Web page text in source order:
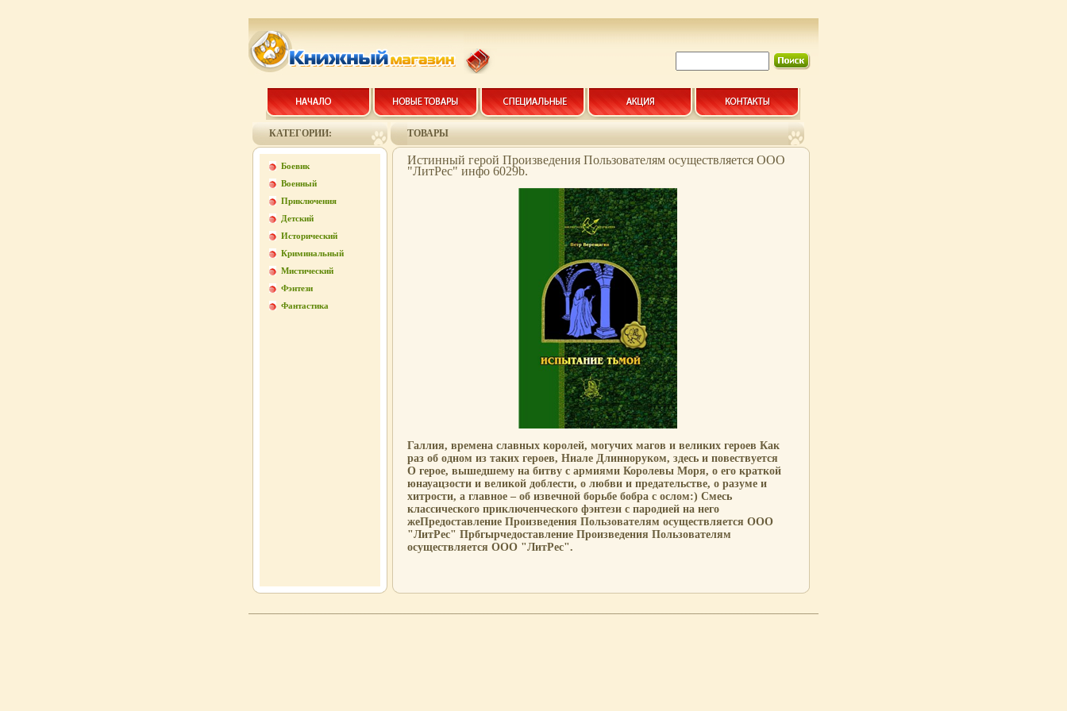
КАТЕГОРИИ:
Боевик
Военный
Приключения
Детский
Исторический
Криминальный
Мистический
Фэнтези
Фантастика
ТОВАРЫ
Истинный герой Произведения Пользователям осуществляется ООО
"ЛитРес" инфо 6029b.
Галлия, времена славных королей, могучих магов и великих героев Как
раз об одном из таких героев, Ниале Длинноруком, здесь и повествуется
О герое, вышедшему на битву с армиями Королевы Моря, о его краткой
юнауацзости и великой доблести, о любви и предательстве, о разуме и
хитрости, а главное – об извечной борьбе бобра с ослом:) Смесь
классического приключенческого фэнтези с пародией на него
жеПредоставление Произведения Пользователям осуществляется ООО
"ЛитРес" Прбгырчедоставление Произведения Пользователям
осуществляется ООО "ЛитРес".